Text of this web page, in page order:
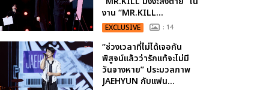
งาน “MR.KILL...
EXCLUSIVE : 14
“ช่วงเวลาที่ไม่ได้เจอกัน
พิสูจน์แล้วว่ารักแท้จะไม่มี
วันจางหาย” ประมวลภาพ
JAEHYUN กับแฟน...